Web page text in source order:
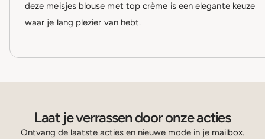
deze meisjes blouse met top crème is een elegante keuze
waar je lang plezier van hebt.
Laat je verrassen door onze acties
Ontvang de laatste acties en nieuwe mode in je mailbox.